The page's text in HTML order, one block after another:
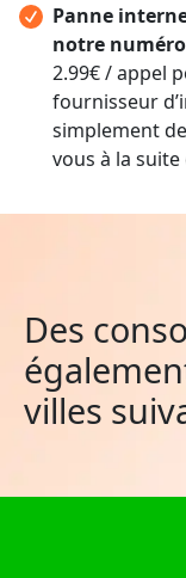
Panne
notre numéro
2.99€ / appel
fournisseur
simplement
vous à la
Des
villes